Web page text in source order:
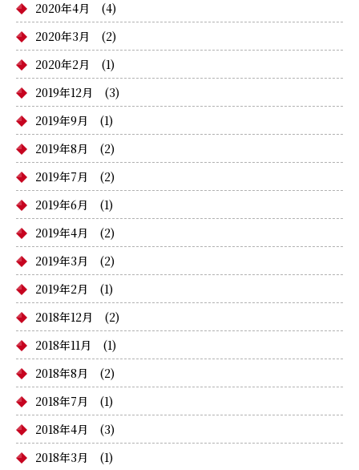
2020年4月
(4)
2020年3月
(2)
2020年2月
(1)
2019年12月
(3)
2019年9月
(1)
2019年8月
(2)
2019年7月
(2)
2019年6月
(1)
2019年4月
(2)
2019年3月
(2)
2019年2月
(1)
2018年12月
(2)
2018年11月
(1)
2018年8月
(2)
2018年7月
(1)
2018年4月
(3)
2018年3月
(1)